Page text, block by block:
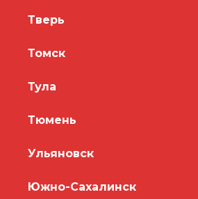
Тверь
Томск
Тула
Тюмень
Ульяновск
Южно-Сахалинск